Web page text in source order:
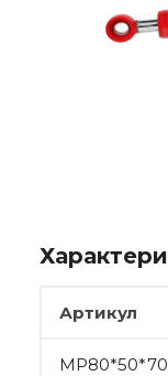
Артикул